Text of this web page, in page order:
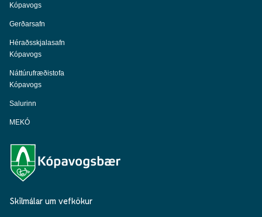
Kópavogs
Gerðarsafn
Héraðsskjalasafn
Kópavogs
Náttúrufræðistofa
Kópavogs
Salurinn
MEKÓ
Skilmálar um vefkökur